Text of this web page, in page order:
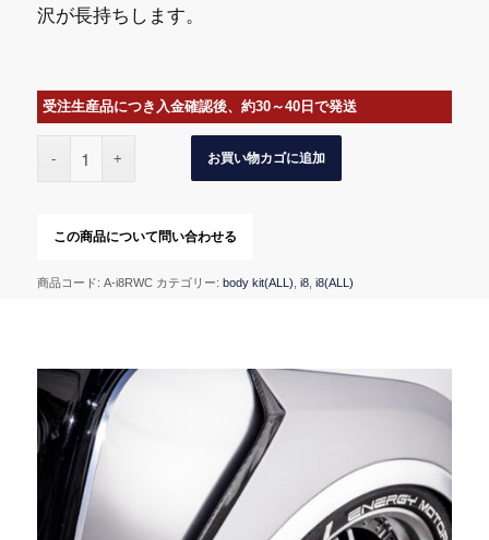
沢が長持ちします。
受注生産品につき入金確認後、約30～40日で発送
お買い物カゴに追加
商品コード: A-i8RWC カテゴリー: body kit(ALL) i8, i8(ALL)